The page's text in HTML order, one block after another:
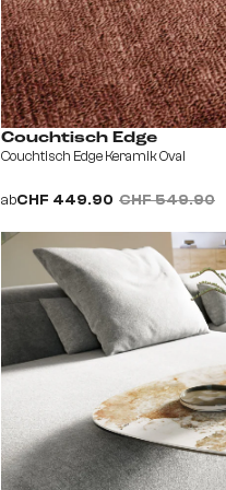
Couchtisch Edge
Couchtisch Edge Keramik Oval
abCHF 449.90 CHF 549.90